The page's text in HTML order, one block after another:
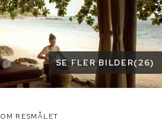
SE FLER BILDER( 26)
OM RESMÅLET